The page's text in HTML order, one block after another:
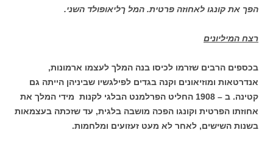
הפך את קונגו לאחוזה פרטית. המל ךליאופולד השני.
רצח המיליונים
בכספים הרבים שזרמו לכיסו בנה המלך לעצמו ארמונות,
אנדרטאות ומוזיאונים וקנה בגדים לפילגשיו שביניהן הייתה גם
קטינה. ב – 1908 החליט הפרלמנט הבלגי לקנות מידי המלך את
אחוזתו הפרטית וקונגו הפכה מושבה בלגית, עד שזכתה בעצמאות
בשנות השישים, לאחר לא מעט זעזועים ומלחמות.